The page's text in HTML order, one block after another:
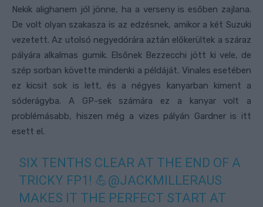
Nekik alighanem jól jönne, ha a verseny is esőben zajlana.
De volt olyan szakasza is az edzésnek, amikor a két Suzuki
vezetett. Az utolsó negyedórára aztán előkerültek a száraz
pályára alkalmas gumik. Elsőnek Bezzecchi jött ki vele, de
szép sorban követte mindenki a példáját. Vinales esetében
ez kicsit sok is lett, és a négyes kanyarban kiment a
sóderágyba. A GP-sek számára ez a kanyar volt a
problémásabb, hiszen még a vizes pályán Gardner is itt
esett el.
SIX TENTHS CLEAR AT THE END OF A
TRICKY FP1! 💪@JACKMILLERAUS
MAKES IT THE PERFECT START AT